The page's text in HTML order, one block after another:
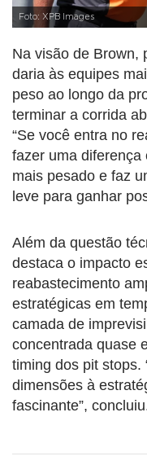
Foto: XPB Images
Na visão de Brown,
daria às equipes
peso ao longo da
terminar a corrida
“Se você entra no
fazer uma diferença
mais pesado e faz
leve para ganhar
Além da questão
destaca o impacto
reabastecimento
estratégicas em
camada de
concentrada quase
timing dos pit stops.
dimensões à
fascinante”,